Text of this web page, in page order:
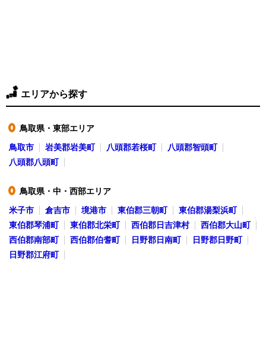
エリアから探す
●
鳥取県・東部エリア
鳥取市
岩美郡岩美町 八頭郡若桜町
八頭郡智頭町
八頭郡八頭町
●
鳥取県・中・西部エリア
米子市
倉吉市 境港市 東伯郡三朝町
東伯郡湯梨浜町
東伯郡琴浦町
東伯郡北栄町 西伯郡日吉津村
西伯郡大山町
西伯郡南部町
西伯郡伯耆町 日野郡日南町
日野郡日野町
日野郡江府町